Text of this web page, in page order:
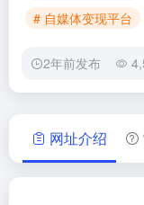
# 自媒体变现平台
2年前发布
网址介绍